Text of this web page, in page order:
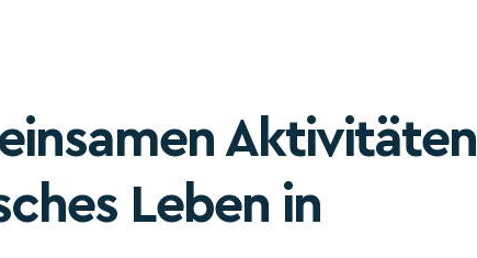
Aktivitäten
Leben in